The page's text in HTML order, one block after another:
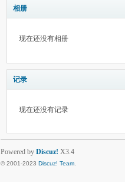
相册
现在还没有相册
记录
现在还没有记录
Powered by Discuz! X3.4
© 2001-2023 Discuz! Team